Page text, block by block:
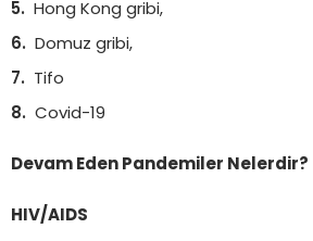
Hong Kong gribi,
Domuz gribi,
Tifo
Covid-19
Devam Eden Pandemiler Nelerdir?
HIV/AIDS